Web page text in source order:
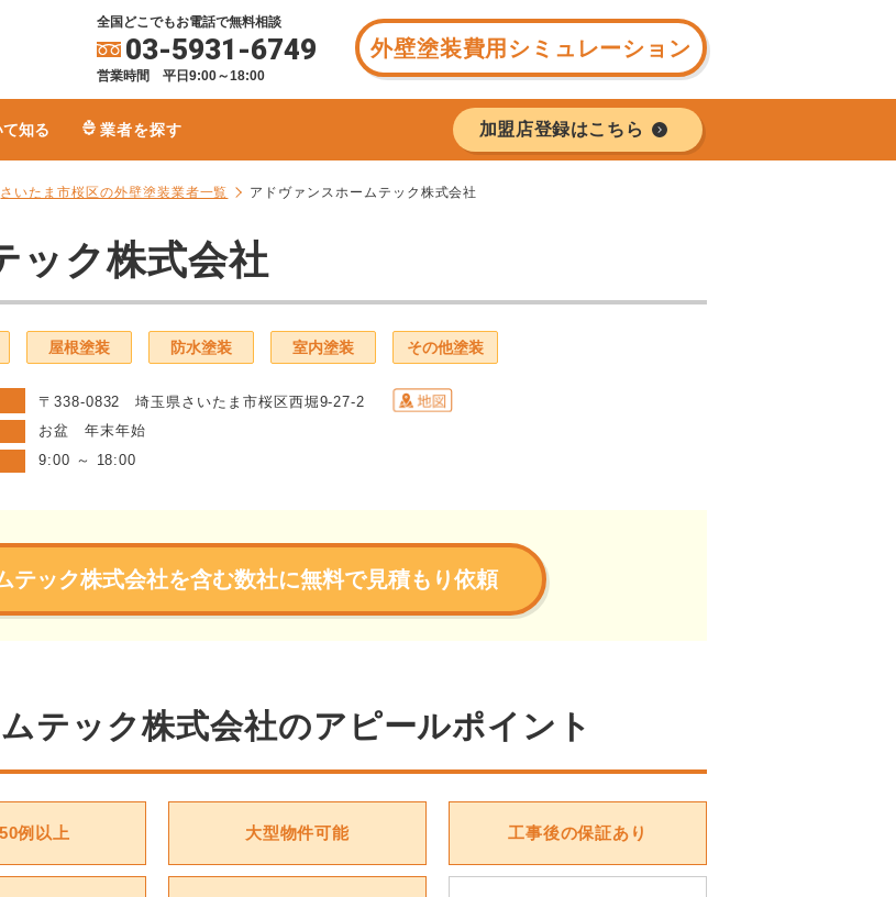
全国どこでもお電話で無料相談
03-5931-6749
営業時間 平日9:00～18:00
外壁塗装費用シミュレーション
知る 業者を探す 加盟店登録はこちら
さいたま市桜区の外壁塗装業者一覧 アドヴァンスホームテック株式会社
ック株式会社
屋根塗装 防水塗装 室内塗装 その他塗装
〒338-0832 埼玉県さいたま市桜区西堀9-27-2
お盆 年末年始
9:00 ～ 18:00
テック株式会社を含む数社に無料で見積もり依頼
テック株式会社のアピールポイント
例以上 大型物件可能 工事後の保証あり